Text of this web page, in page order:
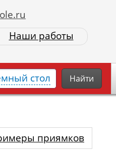
Наши работы
стол Найти
приямков